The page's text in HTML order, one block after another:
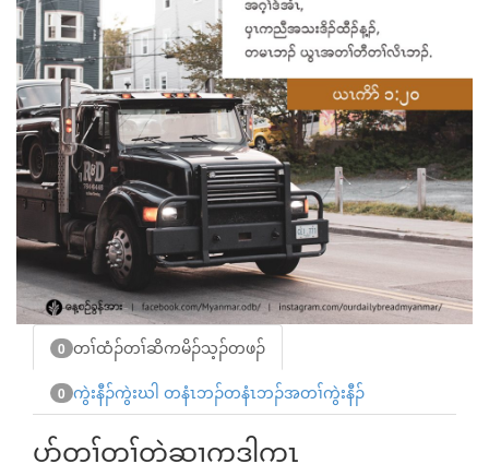
0 တၢ်ထံၣ်တၢ်ဆိကမိၣ်သ့ၣ်တဖၣ်
0 ကွဲးနီၣ်ကွဲးဃါ တနံၤဘၣ်တနံၤဘၣ်အတၢ်ကွဲးနီၣ်
ပာ်တ့ၢ်တၢ်တဲဆၢကဒါက့ၤ